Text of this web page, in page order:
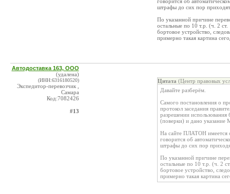
штрафы до сих пор
По указанной причине
остальные по 10 т.р. (ч. 2
бортовое устройство,
примерно такая картина
Автодоставка 163, ООО
(удалена)
(ИНН:6316180520)
Экспедитор-перевозчик ,
Самара
Код:7082426
#13
Цитата (Центр правовых
Давайте разберём.
Самого постановления о
протокол заседания
разрешении
(поверки) и дано
На сайте ПЛАТОН имеется
говорится об
штрафы до сих пор
По указанной причине
остальные по 10 т.р. (ч. 2
бортовое устройство,
примерно такая картина